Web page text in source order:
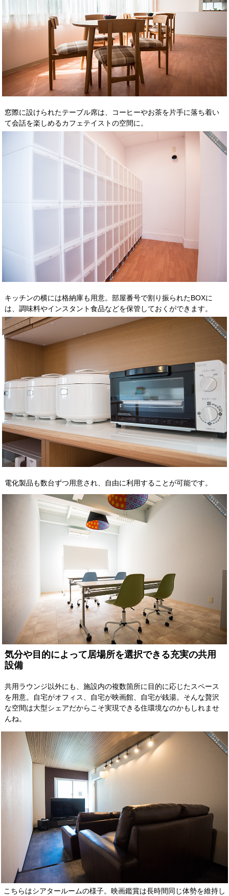
窓際に設けられたテーブル席は、コーヒーやお茶を片手に落ち着い
て会話を楽しめるカフェテイストの空間に。
キッチンの横には格納庫も用意。部屋番号で割り振られたBOXに
は、調味料やインスタント食品などを保管しておくができます。
電化製品も数台ずつ用意され、自由に利用することが可能です。
気分や目的によって居場所を選択できる充実の共用
設備
共用ラウンジ以外にも、施設内の複数箇所に目的に応じたスペース
を用意。自宅がオフィス、自宅が映画館、自宅が銭湯。そんな贅沢
な空間は大型シェアだからこそ実現できる住環境なのかもしれませ
んね。
こちらはシアタールームの様子。映画鑑賞は長時間同じ体勢を維持し